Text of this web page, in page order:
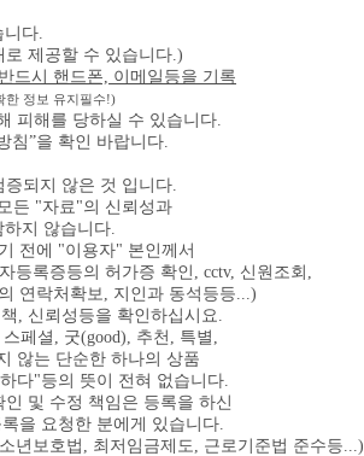
니다.
제공할 수 있습니다.)
드시 핸드폰, 이메일등을 기록
한 정보 유지필수!)
피해를 당하실 수 있습니다.
”을 확인 바랍니다.
되지 않은 것 입니다.
든 "자료"의 신뢰성과
지 않습니다.
전에 "이용자" 본인께서
등록증등의 허가증 확인, cctv, 신원조회,
연락처확보, 지인과 동석등등...)
, 신뢰성등을 확인하십시요.
페셜, 굿(good), 추천, 특별,
않는 단순한 하나의 상품
다"등의 뜻이 전혀 없습니다.
및 수정 책임은 등록을 하신
을 요청한 분에게 있습니다.
년보호법, 최저임금제도, 근로기준법 준수등...)